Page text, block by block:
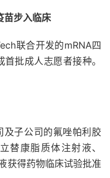
步入临床
联合开发的mRNA四
批成人志愿者接种。
子公司的氟唑帕利胶
替康脂质体注射液、
获得药物临床试验批准